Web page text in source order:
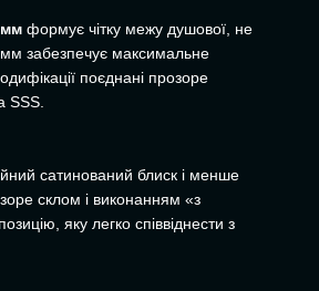
мм формує чітку межу душової, не
забезпечує максимальне
поєднані прозоре
SSS.
сатинований блиск і менше
склом і виконанням «з
яку легко співвіднести з